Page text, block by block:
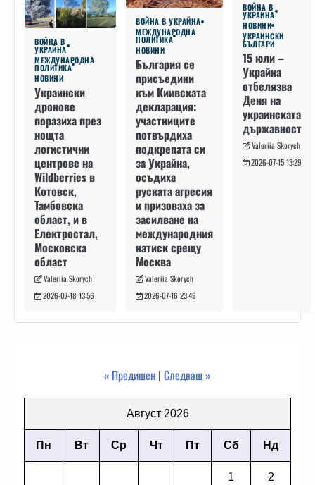
ВОЙНА В
УКРАЙНА
МЕЖДУНАРОДНА
ПОЛИТИКА
НОВИНИ
Украински
дронове
поразиха през
нощта
логистични
центрове на
Wildberries в
Котовск,
Тамбовска
област, и в
Електростал,
Московска
област
Valeriia Skorych
2026-07-18 13:56
ВОЙНА В УКРАЙНА
МЕЖДУНАРОДНА
ПОЛИТИКА
НОВИНИ
България се
присъедини
към Киивската
декларация:
участниците
потвърдиха
подкрепата си
за Украйна,
осъдиха
руската агресия
и призоваха за
засилване на
международния
натиск срещу
Москва
Valeriia Skorych
2026-07-16 23:49
ВОЙНА В
УКРАЙНА
НОВИНИ
УКРАИНСКИ
БЪЛГАРИ
15 юли –
Украйна
отбелязва
Деня на
украинската
държавност
Valeriia Skorych
2026-07-15 13:29
« Предишен | Следващ »
Август 2026
Пн Вт Ср Чт Пт Сб Нд
1 2